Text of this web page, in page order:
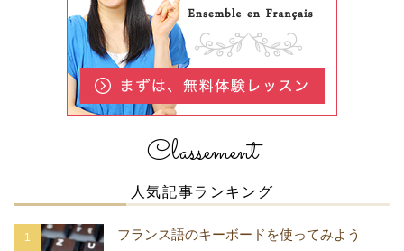
Classement
人気記事ランキング
フランス語のキーボードを使ってみよう